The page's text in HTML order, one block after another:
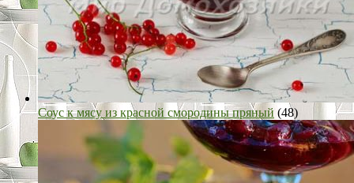
Соус к мясу из красной смородины пряный (48)